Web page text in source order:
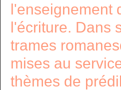
l'enseignement
l'écriture. Dans
trames
mises au
thèmes de